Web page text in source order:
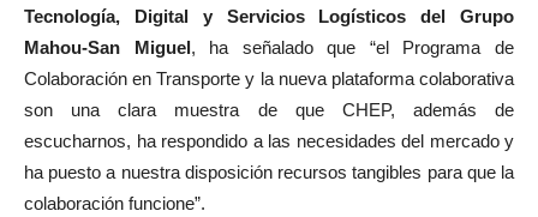
Tecnología, Digital y Servicios Logísticos del Grupo
Mahou-San Miguel, ha señalado que “el Programa de
Colaboración en Transporte y la nueva plataforma colaborativa
son una clara muestra de que CHEP, además de
escucharnos, ha respondido a las necesidades del mercado y
ha puesto a nuestra disposición recursos tangibles para que la
colaboración funcione”.